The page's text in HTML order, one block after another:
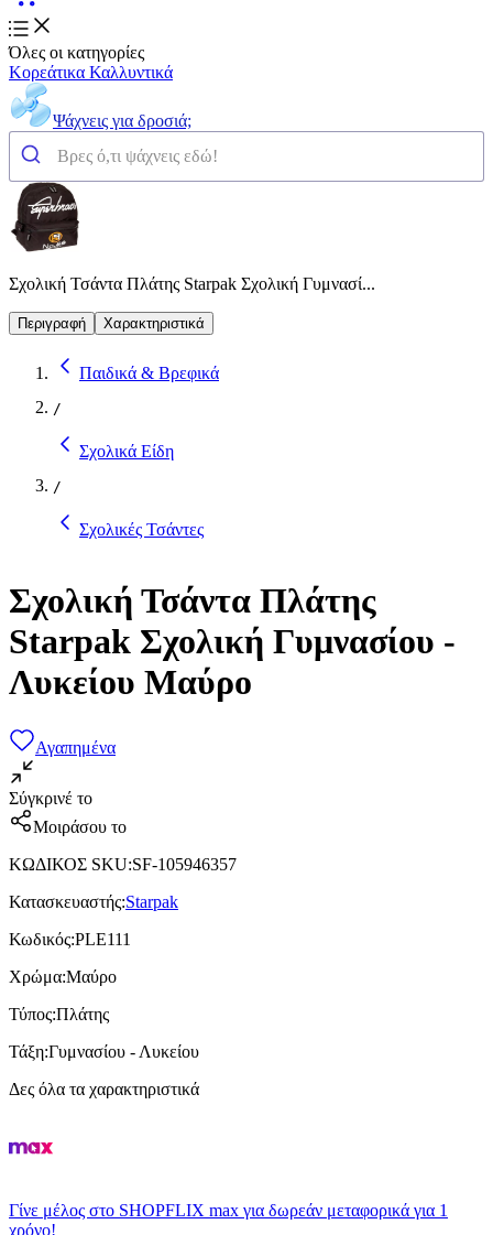
Όλες οι κατηγορίες
Κορεάτικα Καλλυντικά
Ψάχνεις για δροσιά;
Σχολική Τσάντα Πλάτης Starpak Σχολική Γυμνασί...
Περιγραφή Χαρακτηριστικά
Παιδικά & Βρεφικά
/
Σχολικά Είδη
/
Σχολικές Τσάντες
Σχολική Τσάντα Πλάτης
Starpak Σχολική Γυμνασίου -
Λυκείου Μαύρο
Αγαπημένα
Σύγκρινέ το
Μοιράσου το
ΚΩΔΙΚΟΣ SKU:SF-105946357
Κατασκευαστής:Starpak
Κωδικός:PLE111
Χρώμα:Μαύρο
Τύπος:Πλάτης
Τάξη:Γυμνασίου - Λυκείου
Δες όλα τα χαρακτηριστικά
Γίνε μέλος στο SHOPFLIX max για δωρεάν μεταφορικά για 1
χρόνο!